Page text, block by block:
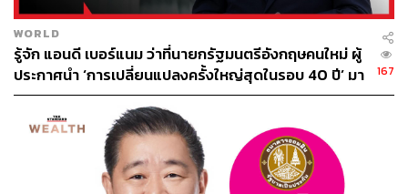
WORLD
รู้จัก แอนดี เบอร์แนม ว่าที่นายกรัฐมนตรีอังกฤษคนใหม่ ผู้
ประกาศนำ ‘การเปลี่ยนแปลงครั้งใหญ่สุดในรอบ 40 ปี’ มา
สู่การเมืองอังกฤษ
167